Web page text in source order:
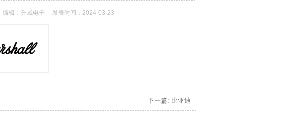
编辑：升威电子 发表时间：2024-03-23
下一篇: 比亚迪